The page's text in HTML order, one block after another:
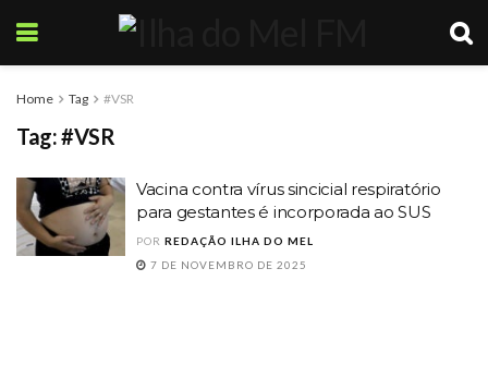
Home Tag #VSR
Tag:#VSR
Vacina contra vírus sincicial respiratório
para gestantes é incorporada ao SUS
POR REDAÇÃO ILHA DO MEL
7 DE NOVEMBRO DE 2025